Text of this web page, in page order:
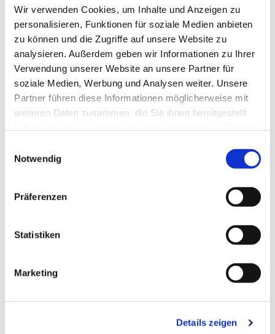
Wir verwenden Cookies, um Inhalte und Anzeigen zu
personalisieren, Funktionen für soziale Medien anbieten
zu können und die Zugriffe auf unsere Website zu
analysieren. Außerdem geben wir Informationen zu Ihrer
Verwendung unserer Website an unsere Partner für
soziale Medien, Werbung und Analysen weiter. Unsere
Partner führen diese Informationen möglicherweise mit
weiteren Daten zusammen, die Sie ihnen bereitgestellt
Notwendig
Präferenzen
Statistiken
Marketing
Details zeigen
Dies könnte Sie auch
interessieren